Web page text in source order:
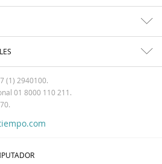
(1) 2940100.
01 8000 110 211.